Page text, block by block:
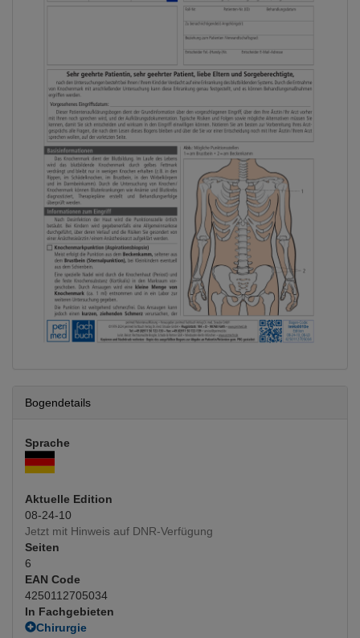
Bogendetails
Sprache
Aktuelle Edition
08-24-10
Jetzt mit Hinweis auf DNR-Verfügung
Seiten
6
EAN Code
4250112705034
In Fachgebieten
Chirurgie